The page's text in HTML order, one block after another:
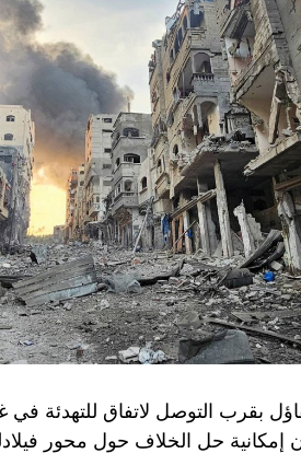
بقرب التوصل لاتفاق للتهدئة
إمكانية حل الخلاف حول محور